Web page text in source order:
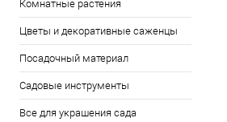
Комнатные растения
Цветы и декоративные саженцы
Посадочный материал
Садовые инструменты
Все для украшения сада